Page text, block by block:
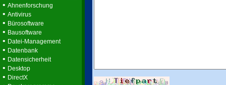
• Ahnenforschung
• Antivirus
• Bürosoftware
• Bausoftware
• Datei-Management
• Datenbank
• Datensicherheit
• Desktop
• DirectX